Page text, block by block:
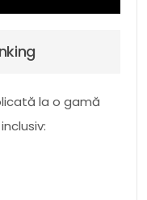
la o gamă